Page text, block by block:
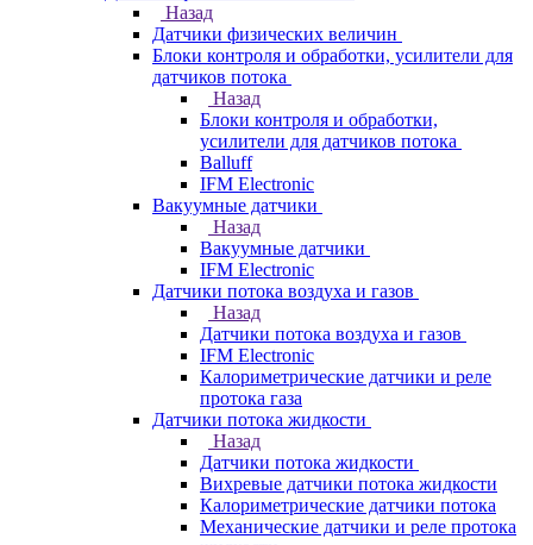
Назад
Датчики физических величин
Блоки контроля и обработки, усилители для
датчиков потока
Назад
Блоки контроля и обработки,
усилители для датчиков потока
Balluff
IFM Electronic
Вакуумные датчики
Назад
Вакуумные датчики
IFM Electronic
Датчики потока воздуха и газов
Назад
Датчики потока воздуха и газов
IFM Electronic
Калориметрические датчики и реле
протока газа
Датчики потока жидкости
Назад
Датчики потока жидкости
Вихревые датчики потока жидкости
Калориметрические датчики потока
Механические датчики и реле протока